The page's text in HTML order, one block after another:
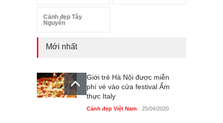
Cảnh đẹp Tây
Nguyên
Mới nhất
Giới trẻ Hà Nội được miễn
phí vé vào cửa festival Ẩm
thực Italy
Cảnh đẹp Việt Nam 25/04/2020